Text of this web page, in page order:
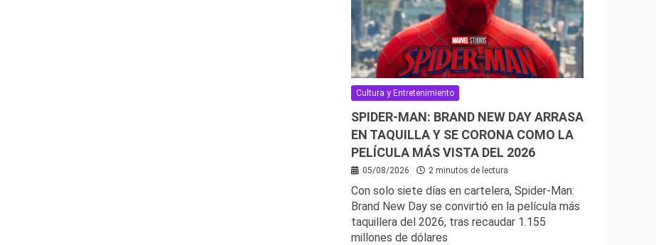
Cultura y Entretenimiento
SPIDER-MAN: BRAND NEW DAY ARRASA
EN TAQUILLA Y SE CORONA COMO LA
PELÍCULA MÁS VISTA DEL 2026
05/08/2026 2 minutos de lectura
Con solo siete días en cartelera, Spider-Man:
Brand New Day se convirtió en la película más
taquillera del 2026, tras recaudar 1.155
millones de dólares